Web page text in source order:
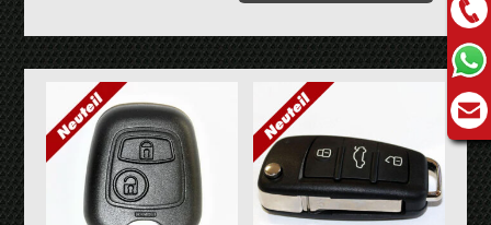
Menge